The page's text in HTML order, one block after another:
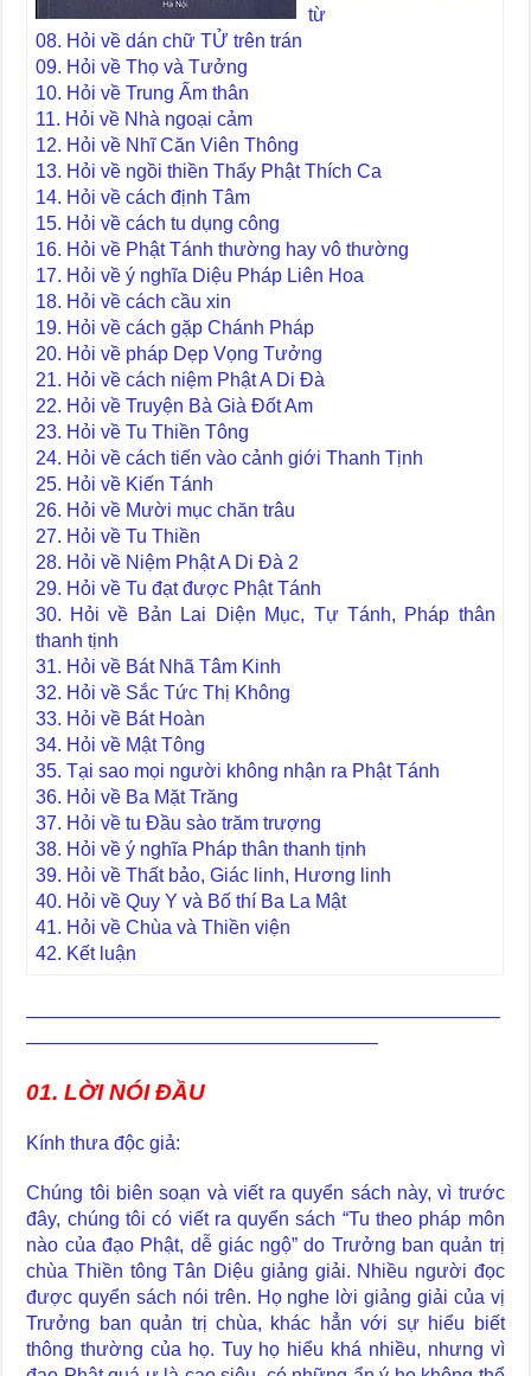
từ
08. Hỏi về dán chữ TỬ trên trán
09. Hỏi về Thọ và Tưởng
10. Hỏi về Trung Ấm thân
11. Hỏi về Nhà ngoại cảm
12. Hỏi về Nhĩ Căn Viên Thông
13. Hỏi về ngồi thiền Thấy Phật Thích Ca
14. Hỏi về cách định Tâm
15. Hỏi về cách tu dụng công
16. Hỏi về Phật Tánh thường hay vô thường
17. Hỏi về ý nghĩa Diệu Pháp Liên Hoa
18. Hỏi về cách cầu xin
19. Hỏi về cách gặp Chánh Pháp
20. Hỏi về pháp Dẹp Vọng Tưởng
21. Hỏi về cách niệm Phật A Di Đà
22. Hỏi về Truyện Bà Già Đốt Am
23. Hỏi về Tu Thiền Tông
24. Hỏi về cách tiến vào cảnh giới Thanh Tịnh
25. Hỏi về Kiến Tánh
26. Hỏi về Mười mục chăn trâu
27. Hỏi về Tu Thiền
28. Hỏi về Niệm Phật A Di Đà 2
29. Hỏi về Tu đạt được Phật Tánh
30. Hỏi về Bản Lai Diện Mục, Tự Tánh, Pháp thân
thanh tịnh
31. Hỏi về Bát Nhã Tâm Kinh
32. Hỏi về Sắc Tức Thị Không
33. Hỏi về Bát Hoàn
34. Hỏi về Mật Tông
35. Tại sao mọi người không nhận ra Phật Tánh
36. Hỏi về Ba Mặt Trăng
37. Hỏi về tu Đầu sào trăm trượng
38. Hỏi về ý nghĩa Pháp thân thanh tịnh
39. Hỏi về Thất bảo, Giác linh, Hương linh
40. Hỏi về Quy Y và Bố thí Ba La Mật
41. Hỏi về Chùa và Thiền viện
42. Kết luận
—————————————————————————
——————————————————–
01. LỜI NÓI ĐẦU
Kính thưa độc giả:
Chúng tôi biên soạn và viết ra quyển sách này, vì trước
đây, chúng tôi có viết ra quyển sách “Tu theo pháp môn
nào của đạo Phật, dễ giác ngộ” do Trưởng ban quản trị
chùa Thiền tông Tân Diệu giảng giải. Nhiều người đọc
được quyển sách nói trên. Họ nghe lời giảng giải của vị
Trưởng ban quản trị chùa, khác hẳn với sự hiểu biết
thông thường của họ. Tuy họ hiểu khá nhiều, nhưng vì